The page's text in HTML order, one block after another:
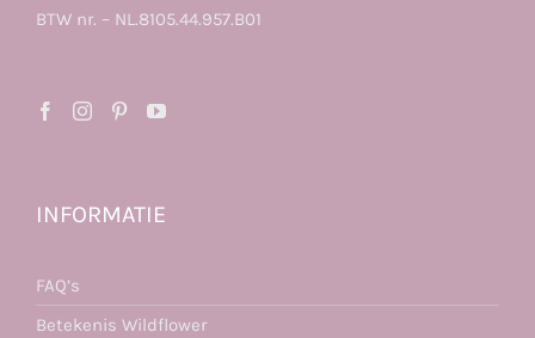
BTW nr. – NL.8105.44.957.B01
INFORMATIE
FAQ’s
Betekenis Wildflower